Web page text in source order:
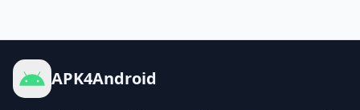
APK4Android